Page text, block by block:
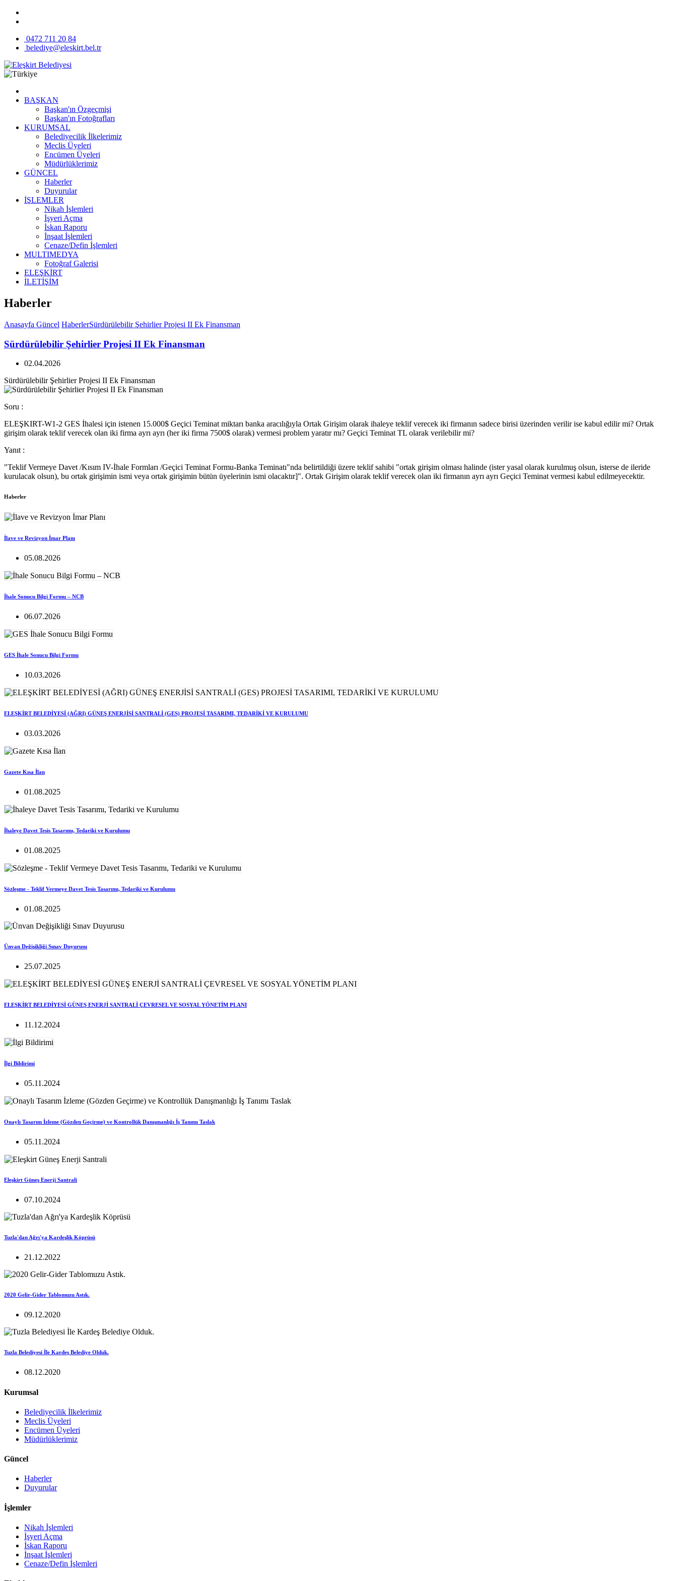
0472 711 20 84
belediye@eleskirt.bel.tr
BAŞKAN
Başkan'ın Özgeçmişi
Başkan'ın Fotoğrafları
KURUMSAL
Belediyecilik İlkelerimiz
Meclis Üyeleri
Encümen Üyeleri
Müdürlüklerimiz
GÜNCEL
Haberler
Duyurular
İŞLEMLER
Nikah İşlemleri
İşyeri Açma
İskan Raporu
İnşaat İşlemleri
Cenaze/Defin İşlemleri
MULTIMEDYA
Fotoğraf Galerisi
ELEŞKİRT
İLETİŞİM
Haberler
Anasayfa Güncel HaberlerSürdürülebilir Şehirlier Projesi II Ek Finansman
Sürdürülebilir Şehirlier Projesi II Ek Finansman
02.04.2026
Sürdürülebilir Şehirlier Projesi II Ek Finansman
Soru :
ELEŞKIRT-W1-2 GES İhalesi için istenen 15.000$ Geçici Teminat miktarı banka aracılığıyla Ortak Girişim olarak ihaleye teklif verecek iki firmanın sadece birisi üzerinden verilir ise kabul edilir mi? Ortak
girişim olarak teklif verecek olan iki firma ayrı ayrı (her iki firma 7500$ olarak) vermesi problem yaratır mı? Geçici Teminat TL olarak verilebilir mi?
Yanıt :
"Teklif Vermeye Davet /Kısım IV-İhale Formları /Geçici Teminat Formu-Banka Teminatı"nda belirtildiği üzere teklif sahibi "ortak girişim olması halinde (ister yasal olarak kurulmuş olsun, isterse de ileride
kurulacak olsun), bu ortak girişimin ismi veya ortak girişimin bütün üyelerinin ismi olacaktır]". Ortak Girişim olarak teklif verecek olan iki firmanın ayrı ayrı Geçici Teminat vermesi kabul edilmeyecektir.
Haberler
İlave ve Revizyon İmar Planı
05.08.2026
İhale Sonucu Bilgi Formu – NCB
06.07.2026
GES İhale Sonucu Bilgi Formu
10.03.2026
ELEŞKİRT BELEDİYESİ (AĞRI) GÜNEŞ ENERJİSİ SANTRALİ (GES) PROJESİ TASARIMI, TEDARİKİ VE KURULUMU
03.03.2026
Gazete Kısa İlan
01.08.2025
İhaleye Davet Tesis Tasarımı, Tedariki ve Kurulumu
01.08.2025
Sözleşme - Teklif Vermeye Davet Tesis Tasarımı, Tedariki ve Kurulumu
01.08.2025
Ünvan Değişikliği Sınav Duyurusu
25.07.2025
ELEŞKİRT BELEDİYESİ GÜNEŞ ENERJİ SANTRALİ ÇEVRESEL VE SOSYAL YÖNETİM PLANI
11.12.2024
İlgi Bildirimi
05.11.2024
Onaylı Tasarım İzleme (Gözden Geçirme) ve Kontrollük Danışmanlığı İş Tanımı Taslak
05.11.2024
Eleşkirt Güneş Enerji Santrali
07.10.2024
Tuzla'dan Ağrı'ya Kardeşlik Köprüsü
21.12.2022
2020 Gelir-Gider Tablomuzu Astık.
09.12.2020
Tuzla Belediyesi İle Kardeş Belediye Olduk.
08.12.2020
Kurumsal
Belediyecilik İlkelerimiz
Meclis Üyeleri
Encümen Üyeleri
Müdürlüklerimiz
Güncel
Haberler
Duyurular
İşlemler
Nikah İşlemleri
İşyeri Açma
İskan Raporu
İnşaat İşlemleri
Cenaze/Defin İşlemleri